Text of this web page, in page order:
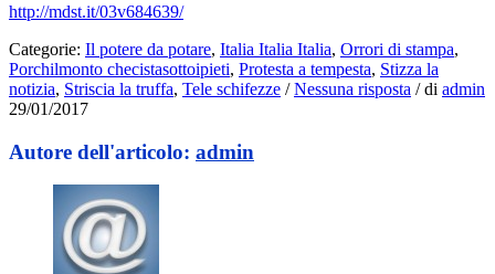
http://mdst.it/03v684639/
Categorie: Il potere da potare, Italia Italia Italia, Orrori di stampa,
Porchilmonto checistasottoipieti, Protesta a tempesta, Stizza la
notizia, Striscia la truffa, Tele schifezze / Nessuna risposta /di admin
29/01/2017
Autore dell'articolo: admin